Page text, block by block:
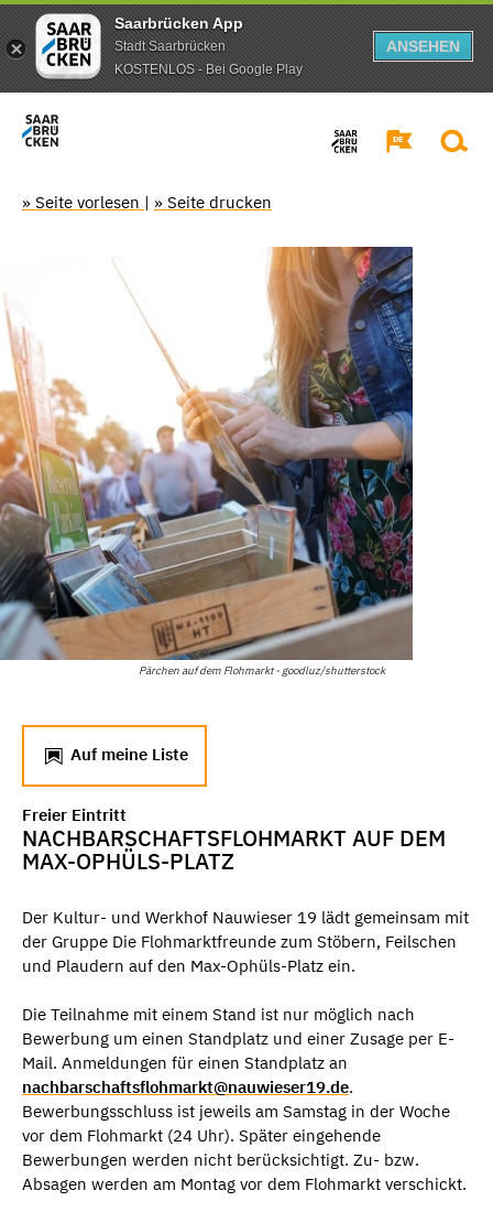
Saarbrücken App
Stadt Saarbrücken
KOSTENLOS - Bei Google Play
ANSEHEN
» Seite vorlesen | » Seite drucken
Pärchen auf dem Flohmarkt - goodluz/shutterstock
Auf meine Liste
Freier Eintritt
NACHBARSCHAFTSFLOHMARKT AUF DEM
MAX-OPHÜLS-PLATZ
Der Kultur- und Werkhof Nauwieser 19 lädt gemeinsam mit
der Gruppe Die Flohmarktfreunde zum Stöbern, Feilschen
und Plaudern auf den Max-Ophüls-Platz ein.
Die Teilnahme mit einem Stand ist nur möglich nach
Bewerbung um einen Standplatz und einer Zusage per E-
Mail. Anmeldungen für einen Standplatz an
nachbarschaftsflohmarkt@nauwieser19.de.
Bewerbungsschluss ist jeweils am Samstag in der Woche
vor dem Flohmarkt (24 Uhr). Später eingehende
Bewerbungen werden nicht berücksichtigt. Zu- bzw.
Absagen werden am Montag vor dem Flohmarkt verschickt.